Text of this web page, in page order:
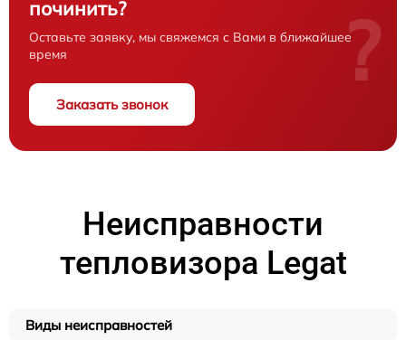
починить?
Оставьте заявку, мы свяжемся с Вами в ближайшее
время
Заказать звонок
?
Неисправности
тепловизора Legat
Виды неисправностей